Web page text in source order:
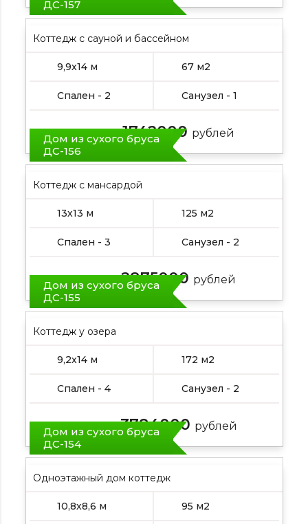
ДС-157
Коттедж с сауной и бассейном
9,9х14 м 67 м2
Спален - 2 Санузел - 1
Цена от: 1742000 рублей
Дом из сухого бруса
ДС-156
Коттедж с мансардой
13х13 м 125 м2
Спален - 3 Санузел - 2
Цена от: 2875000 рублей
Дом из сухого бруса
ДС-155
Коттедж у озера
9,2х14 м 172 м2
Спален - 4 Санузел - 2
Цена от: 3784000 рублей
Дом из сухого бруса
ДС-154
Одноэтажный дом коттедж
10,8х8,6 м 95 м2